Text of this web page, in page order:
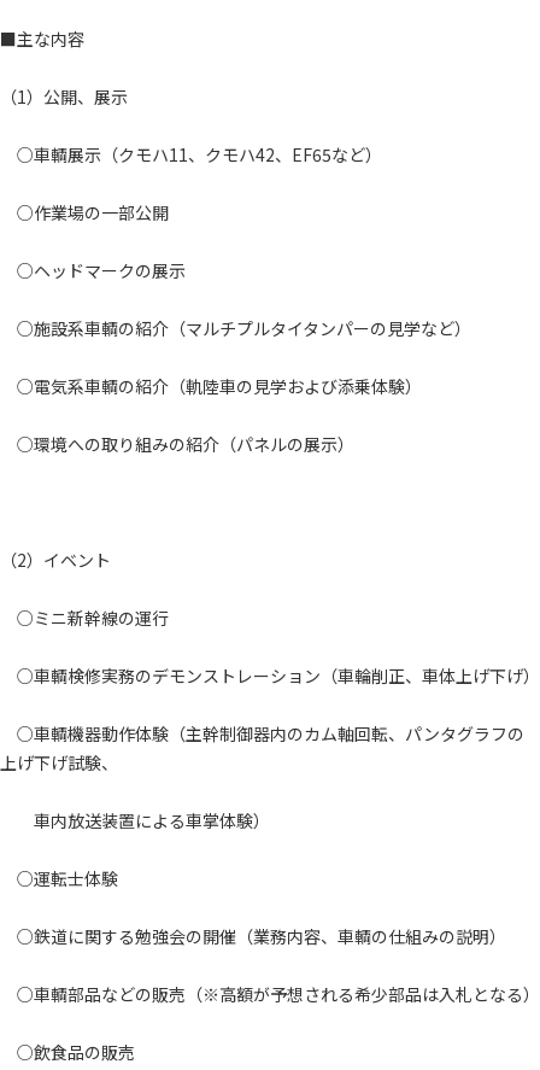
■主な内容
（1）公開、展示
○車輌展示（クモハ11、クモハ42、EF65など）
○作業場の一部公開
○ヘッドマークの展示
○施設系車輌の紹介（マルチプルタイタンパーの見学など）
○電気系車輌の紹介（軌陸車の見学および添乗体験）
○環境への取り組みの紹介（パネルの展示）
（2）イベント
○ミニ新幹線の運行
○車輌検修実務のデモンストレーション（車輪削正、車体上げ下げ）
○車輌機器動作体験（主幹制御器内のカム軸回転、パンタグラフの
上げ下げ試験、
車内放送装置による車掌体験）
○運転士体験
○鉄道に関する勉強会の開催（業務内容、車輌の仕組みの説明）
○車輌部品などの販売（※高額が予想される希少部品は入札となる）
○飲食品の販売